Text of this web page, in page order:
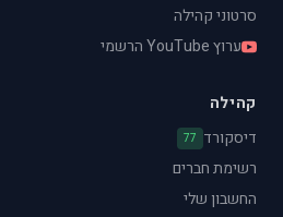
סרטוני קהילה
ערוץ YouTube הרשמי
קהילה
דיסקורד 77
רשימת חברים
החשבון שלי